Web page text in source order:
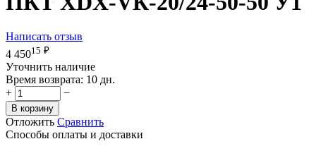
Написать отзыв
4 45015 ₽
Уточнить наличие
Время возврата: 10 дн.
+
−
В корзину
Отложить Сравнить
Способы оплаты и доставки